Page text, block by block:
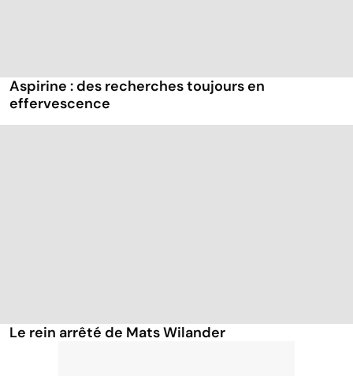
Aspirine : des recherches toujours en
effervescence
Le rein arrêté de Mats Wilander